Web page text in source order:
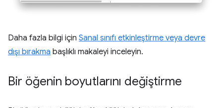
Daha fazla bilgi için Sanal sınıfı etkinleştirme veya devre
dışı bırakma başlıklı makaleyi inceleyin.
Bir öğenin boyutlarını değiştirme